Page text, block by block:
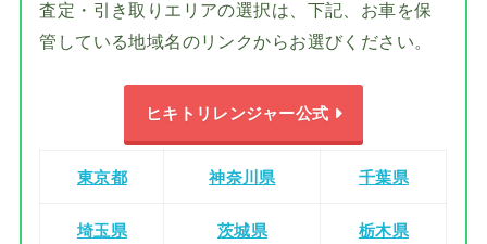
査定・引き取りエリアの選択は、下記、お車を保
管している地域名のリンクからお選びください。
ヒキトリレンジャー公式
東京都 神奈川県 千葉県
埼玉県 茨城県 栃木県